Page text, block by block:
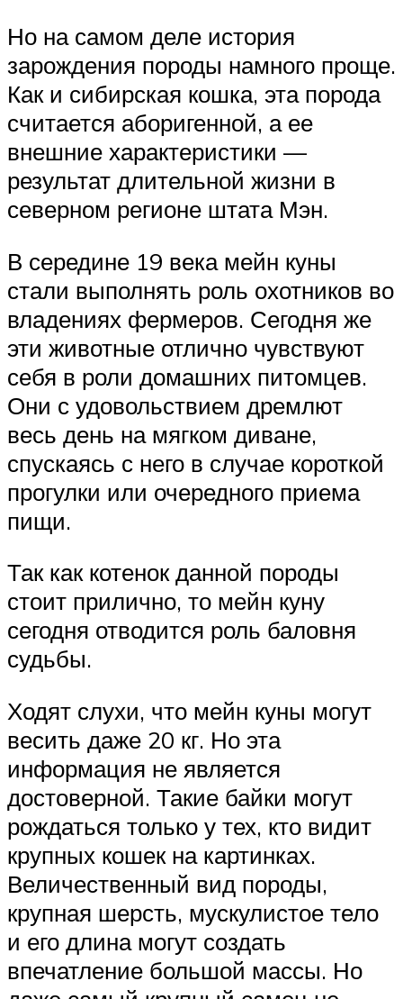
Но на самом деле история
зарождения породы намного проще.
Как и сибирская кошка, эта порода
считается аборигенной, а ее
внешние характеристики —
результат длительной жизни в
северном регионе штата Мэн.
В середине 19 века мейн куны
стали выполнять роль охотников во
владениях фермеров. Сегодня же
эти животные отлично чувствуют
себя в роли домашних питомцев.
Они с удовольствием дремлют
весь день на мягком диване,
спускаясь с него в случае короткой
прогулки или очередного приема
пищи.
Так как котенок данной породы
стоит прилично, то мейн куну
сегодня отводится роль баловня
судьбы.
Ходят слухи, что мейн куны могут
весить даже 20 кг. Но эта
информация не является
достоверной. Такие байки могут
рождаться только у тех, кто видит
крупных кошек на картинках.
Величественный вид породы,
крупная шерсть, мускулистое тело
и его длина могут создать
впечатление большой массы. Но